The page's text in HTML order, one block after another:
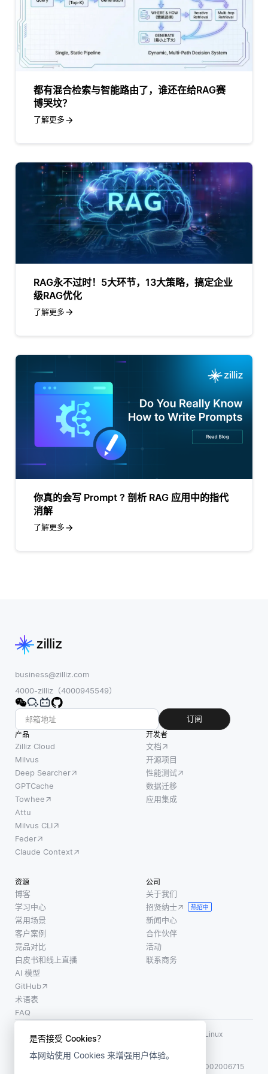
是否接受 Cookies？
本网站使用 Cookies 来增强用户体验。
都有混合检索与智能路由了，谁还在给RAG赛
博哭坟？
了解更多
RAG永不过时！5大环节，13大策略，搞定企业
级RAG优化
了解更多
你真的会写 Prompt ? 剖析 RAG 应用中的指代
消解
了解更多
business@zilliz.com
4000-zilliz（4000945549）
订阅
产品
Zilliz Cloud
Milvus
Deep Searcher
GPTCache
Towhee
Attu
Milvus CLI
Feder
Claude Context
开发者
文档
开源项目
性能测试
数据迁移
应用集成
资源
博客
学习中心
常用场景
客户案例
竞品对比
白皮书和线上直播
AI 模型
GitHub
术语表
FAQ
公司
关于我们
招贤纳士
热招中
新闻中心
合作伙伴
活动
联系商务
使用条款
LF AI、LF AI & Data、Milvus，以及相关的开源项目名称为 Linux
Foundation 所有商标
版权所有 ©2026 上海赜睿信息科技有限公司保留所有权利
沪公网安备31011002006715